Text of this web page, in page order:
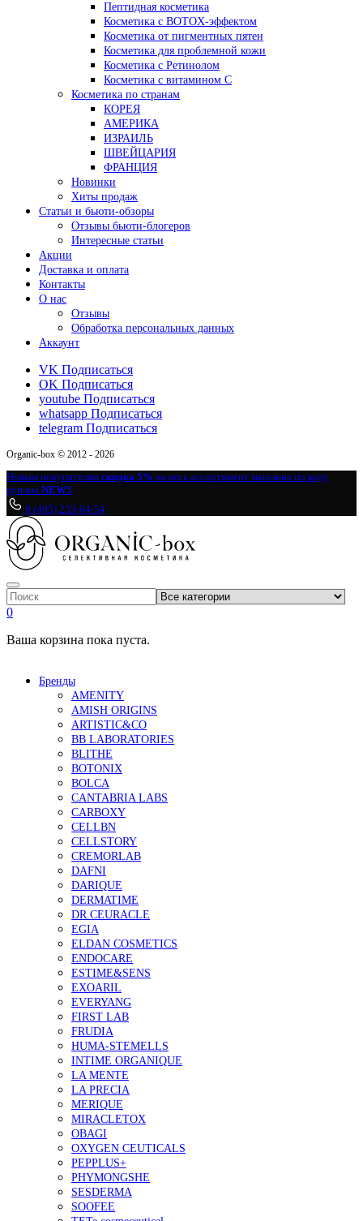
Пептидная косметика
Косметика с BOTOX-эффектом
Косметика от пигментных пятен
Косметика для проблемной кожи
Косметика с Ретинолом
Косметика с витамином С
Косметика по странам
КОРЕЯ
АМЕРИКА
ИЗРАИЛЬ
ШВЕЙЦАРИЯ
ФРАНЦИЯ
Новинки
Хиты продаж
Статьи и бьюти-обзоры
Отзывы бьюти-блогеров
Интересные статьи
Акции
Доставка и оплата
Контакты
О нас
Отзывы
Обработка персональных данных
Аккаунт
VK Подписаться
OK Подписаться
youtube Подписаться
whatsapp Подписаться
telegram Подписаться
Organic-box © 2012 - 2026
Новым покупателям скидка 5% на весь ассортимент магазина по коду
купона NEW5
8 (495) 233-64-54
0
Ваша корзина пока пуста.
Бренды
AMENITY
AMISH ORIGINS
ARTISTIC&CO
BB LABORATORIES
BLITHE
BOTONIX
BOLCA
CANTABRIA LABS
CARBOXY
CELLBN
CELLSTORY
CREMORLAB
DAFNI
DARIQUE
DERMATIME
DR.CEURACLE
EGIA
ELDAN COSMETICS
ENDOCARE
ESTIME&SENS
EXOARIL
EVERYANG
FIRST LAB
FRUDIA
HUMA-STEMELLS
INTIME ORGANIQUE
LA MENTE
LA PRECIA
MERIQUE
MIRACLETOX
OBAGI
OXYGEN CEUTICALS
PEPPLUS+
PHYMONGSHE
SESDERMA
SOOFEE